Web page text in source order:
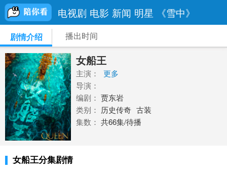
电视剧 电影 新闻 明星 《雪中》
剧情介绍 播出时间
女船王
主演：
更多
导演：
编剧： 贾东岩
类别： 历史传奇 古装
集数： 共66集/待播
女船王分集剧情